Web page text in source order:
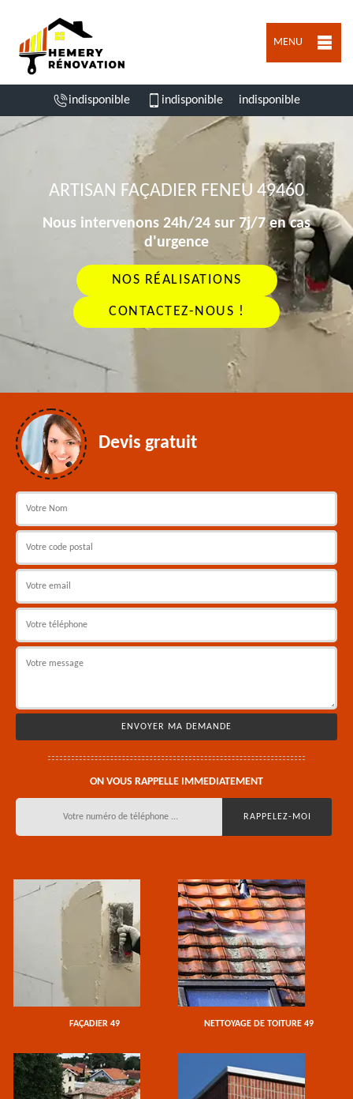
MENU
indisponible indisponible indisponible
ARTISAN FAÇADIER FENEU 49460
Nous intervenons 24h/24 sur 7j/7 en cas
d'urgence
NOS RÉALISATIONS
CONTACTEZ-NOUS !
Devis gratuit
ON VOUS RAPPELLE IMMEDIATEMENT
FAÇADIER 49 NETTOYAGE DE TOITURE 49